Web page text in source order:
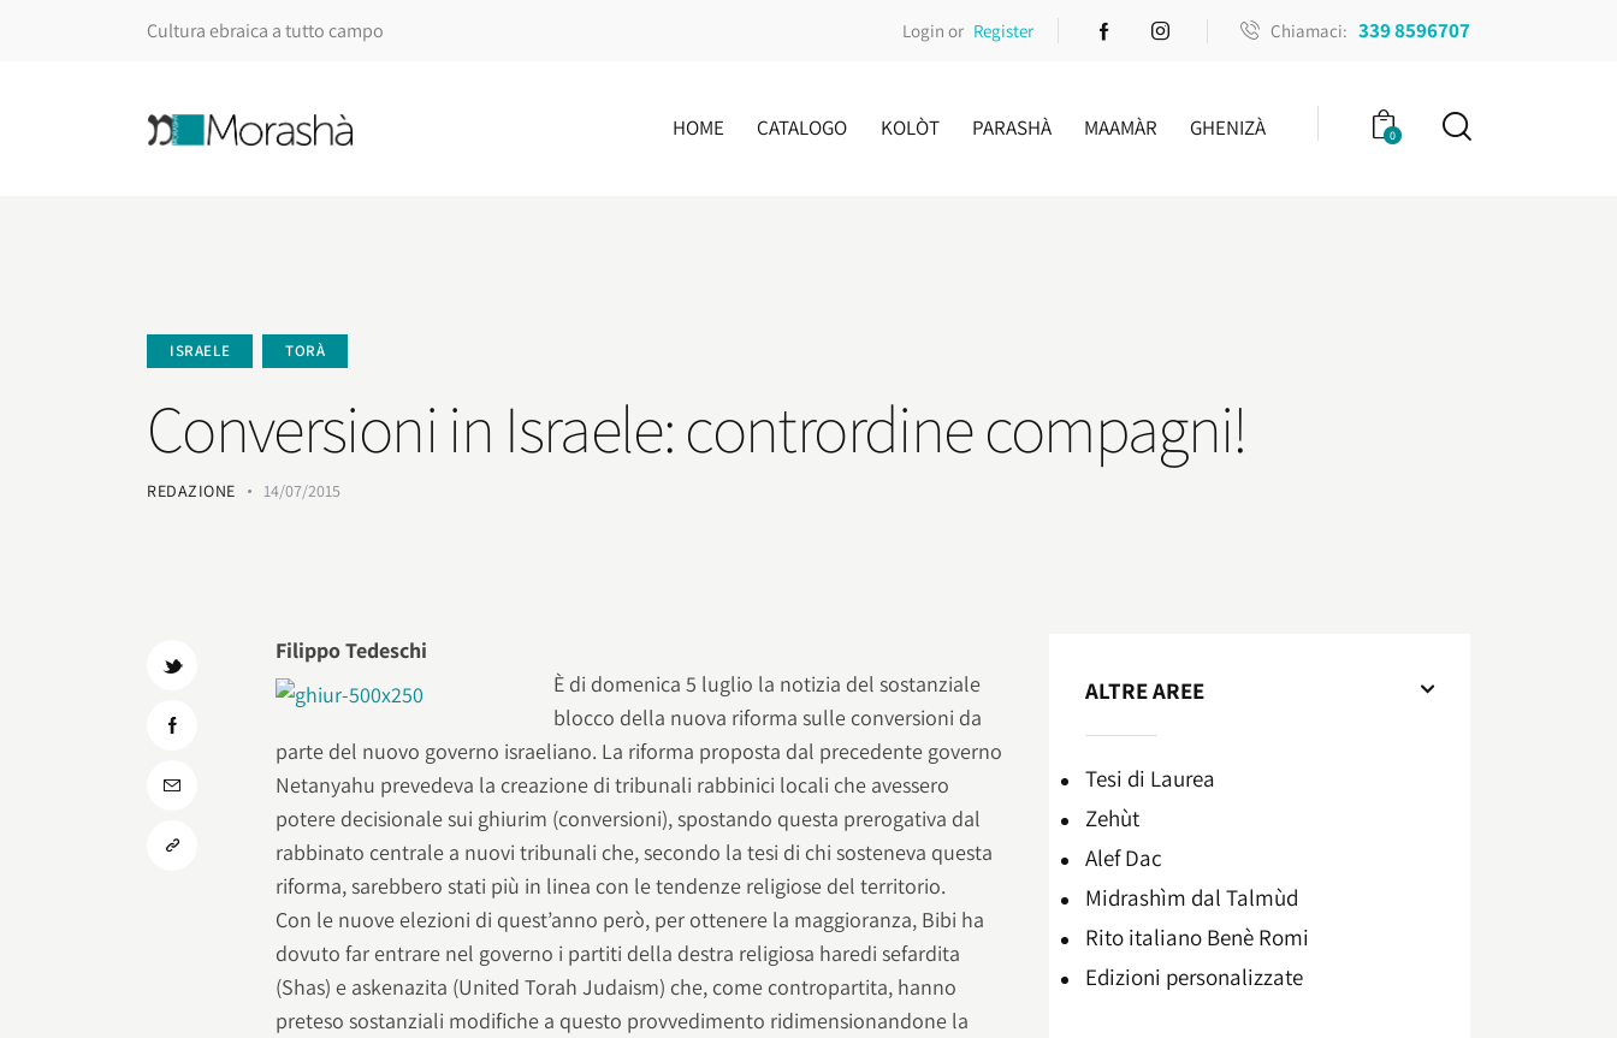
Cultura ebraica a tutto campo Login or Register Chiamaci: 339 8596707
HOME CATALOGO KOLÒT PARASHÀ MAAMÀR GHENIZÀ 0
ISRAELE TORÀ
Conversioni in Israele: contrordine compagni!
REDAZIONE 14/07/2015
Filippo Tedeschi
È di domenica 5 luglio la notizia del sostanziale
blocco della nuova riforma sulle conversioni da
parte del nuovo governo israeliano. La riforma proposta dal precedente governo
Netanyahu prevedeva la creazione di tribunali rabbinici locali che avessero
potere decisionale sui ghiurim (conversioni), spostando questa prerogativa dal
rabbinato centrale a nuovi tribunali che, secondo la tesi di chi sosteneva questa
riforma, sarebbero stati più in linea con le tendenze religiose del territorio.
Con le nuove elezioni di quest’anno però, per ottenere la maggioranza, Bibi ha
dovuto far entrare nel governo i partiti della destra religiosa haredi sefardita
(Shas) e askenazita (United Torah Judaism) che, come contropartita, hanno
preteso sostanziali modifiche a questo provvedimento ridimensionandone la
ALTRE AREE
Tesi di Laurea
Zehùt
Alef Dac
Midrashìm dal Talmùd
Rito italiano Benè Romi​
Edizioni personalizzate